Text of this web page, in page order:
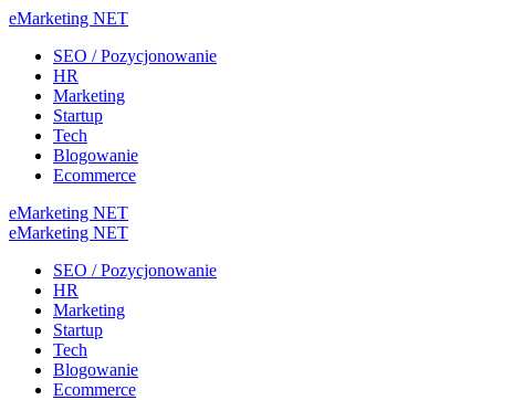
eMarketing NET
SEO / Pozycjonowanie
HR
Marketing
Startup
Tech
Blogowanie
Ecommerce
eMarketing NET
eMarketing NET
SEO / Pozycjonowanie
HR
Marketing
Startup
Tech
Blogowanie
Ecommerce